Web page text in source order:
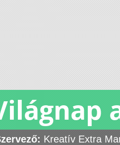
Kreatív Extra